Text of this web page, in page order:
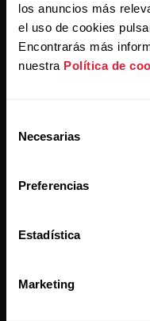
los anuncios más
el uso de cookies
Encontrarás más
nuestra Política de
Necesarias
Preferencias
Estadística
Marketing
Mantente
Al hacer clic en
electrónicos de Polar y